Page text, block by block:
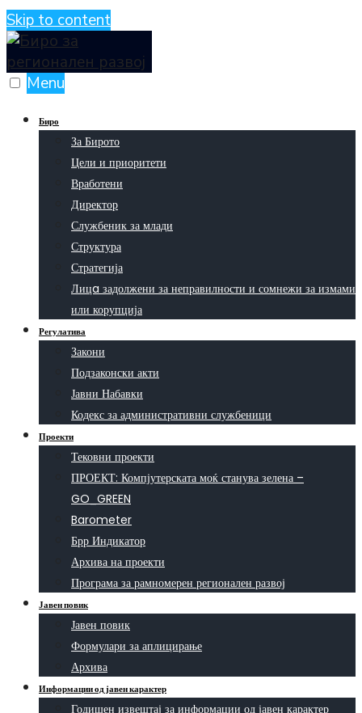
Skip to content
Menu
Биро
За Бирото
Цели и приоритети
Вработени
Директор
Службеник за млади
Структура
Стратегија
Лицa задолжени за неправилности и сомнежи за измами
или корупција
Регулатива
Закони
Подзаконски акти
Јавни Набавки
Кодекс за административни службеници
Проекти
Тековни проекти
ПРОЕКТ: Компјутерската моќ станува зелена –
GO_GREEN
Barometer
Брр Индикатор
Архива на проекти
Програма за рамномерен регионален развој
Јавен повик
Јавен повик
Формулари за аплицирање
Архива
Информации од јавен карактер
Годишен извештај за информации од јавен карактер